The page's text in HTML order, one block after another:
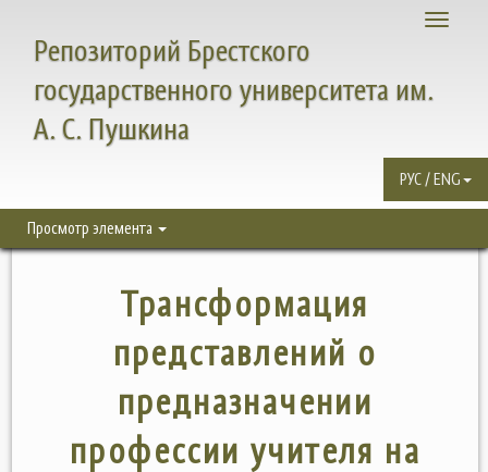
Toggle
Репозиторий Брестского
государственного университета им.
А. С. Пушкина
РУС / ENG
Просмотр элемента
Трансформация
представлений о
предназначении
профессии учителя на